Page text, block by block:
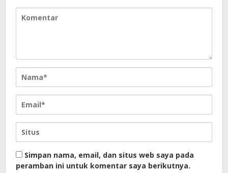
Simpan nama, email, dan situs web saya pada
peramban ini untuk komentar saya berikutnya.